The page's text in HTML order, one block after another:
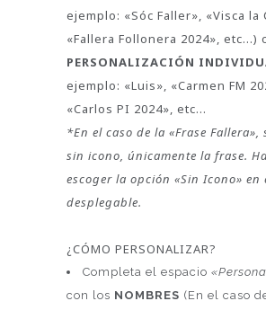
ejemplo: «Sóc Faller», «Visca la
«Fallera Follonera 2024», etc…)
PERSONALIZACIÓN
ejemplo: «Luis», «Carmen FM
«Carlos PI 2024», etc…
*En el caso de la «Frase Fallera»,
sin icono, únicamente la frase.
escoger la opción «Sin Icono» en
desplegable.
¿CÓMO PERSONALIZAR?
Completa el espacio
con los NOMBRES (En el caso